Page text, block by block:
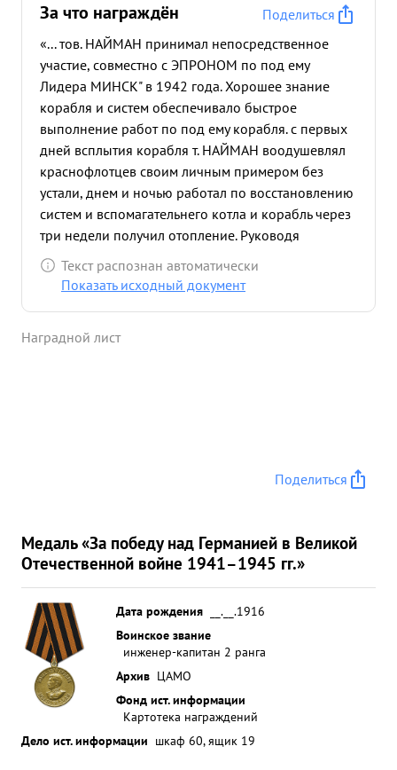
За что награждён
Поделиться
«... тов. НАЙМАН принимал непосредственное
участие, совместно с ЭПРОНОМ по под ему
Лидера МИНСК" в 1942 года. Хорошее знание
корабля и систем обеспечивало быстрое
выполнение работ по под ему корабля. с первых
дней всплытия корабля т. НАЙМАН воодушевлял
краснофлотцев своим личным примером без
устали, днем и ночью работал по восстановлению
систем и вспомагательнего котла и корабль через
три недели получил отопление. Руководя
работами, он добился того, что через месяц после
подъема была восстановлена бытовая система
время. Недостаток квалифицированной рабочей
Несмотря на большой объем работ и недостаток
состав, провел ремонт механизмов в течение двух
месяцев с хорошим результатом, что полностью
Зимой 1942/43 гг. тов. НАЙМАН непосредственно
сам руководи работой заводских бригад и
систематически перевыполнял намеченные
планы. ...»
Текст распознан автоматически
Показать исходный документ
Наградной лист
Поделиться
Медаль «За победу над Германией в Великой
Отечественной войне 1941–1945 гг.»
Дата рождения
__.__.1916
Воинское звание
инженер-капитан 2 ранга
Архив ЦАМО
Фонд ист. информации
Картотека награждений
Дело ист. информации шкаф 60, ящик 19